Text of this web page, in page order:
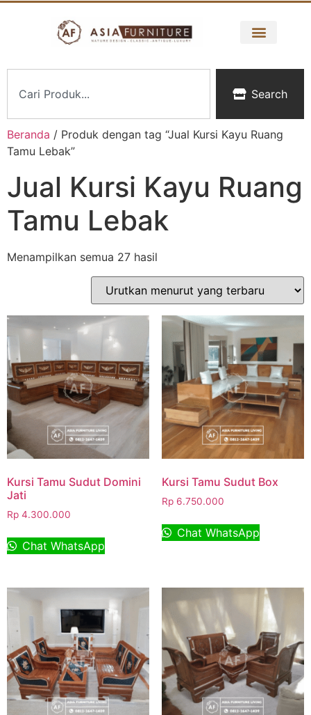
Search
Beranda / Produk dengan tag “Jual Kursi Kayu Ruang
Tamu Lebak”
Jual Kursi Kayu Ruang
Tamu Lebak
Menampilkan semua 27 hasil
Kursi Tamu Sudut Domini
Jati
Rp 4.300.000
Chat WhatsApp
Kursi Tamu Sudut Box
Rp6.750.000
Chat WhatsApp